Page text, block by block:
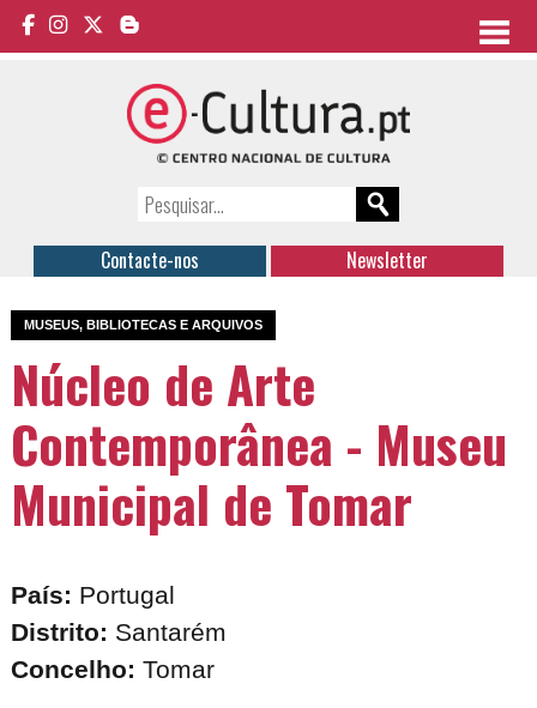
Contacte-nos Newsletter
MUSEUS, BIBLIOTECAS E ARQUIVOS
Núcleo de Arte
Contemporânea - Museu
Municipal de Tomar
País: Portugal
Distrito: Santarém
Concelho:Tomar